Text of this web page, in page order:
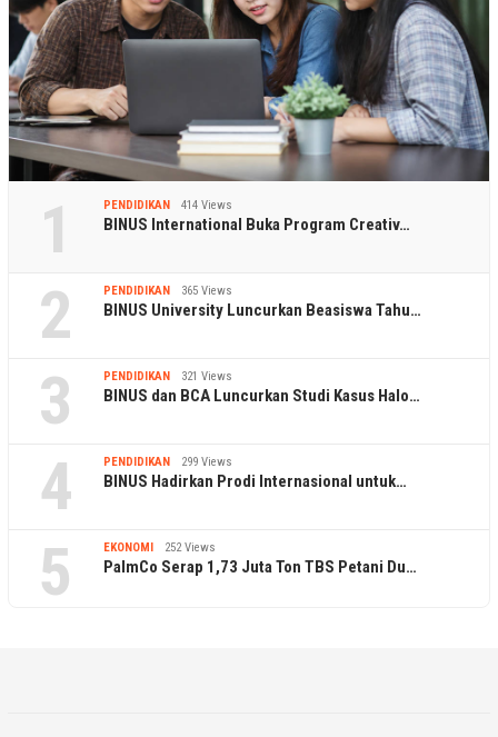
1 PENDIDIKAN 414 Views
BINUS International Buka Program Creativ…
2 PENDIDIKAN 365 Views
BINUS University Luncurkan Beasiswa Tahu…
3 PENDIDIKAN 321 Views
BINUS dan BCA Luncurkan Studi Kasus Halo…
4 PENDIDIKAN 299 Views
BINUS Hadirkan Prodi Internasional untuk…
5 EKONOMI 252 Views
PalmCo Serap 1,73 Juta Ton TBS Petani Du…